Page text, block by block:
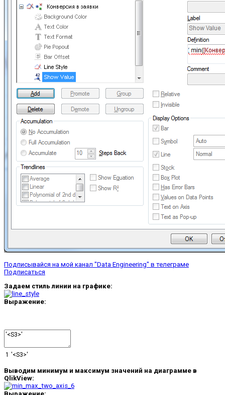
Подписывайся на мой канал "Data Engineering" в телеграме
Подписаться
Задаем стиль линии на графике:
Выражение:
1 '<S3>'
Выводим минимум и максимум значений на диаграмме в
QlikView: